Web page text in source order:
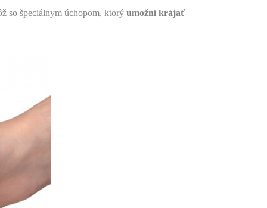
so špeciálnym úchopom, ktorý umožní krájať